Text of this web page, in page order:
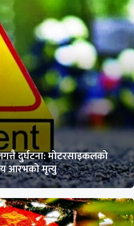
दुर्घटना: मोटरसाइकलको
आरभको मृत्यु